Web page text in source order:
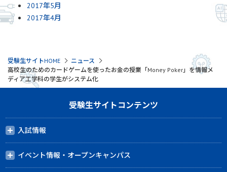
2017年5月
2017年4月
受験生サイトHOME
ニュース
高校生のためのカードゲームを使ったお金の授業「Money Poker」を情報メ
ディア工学科の学生がシステム化
受験生サイトコンテンツ
入試情報
イベント情報・オープンキャンパス